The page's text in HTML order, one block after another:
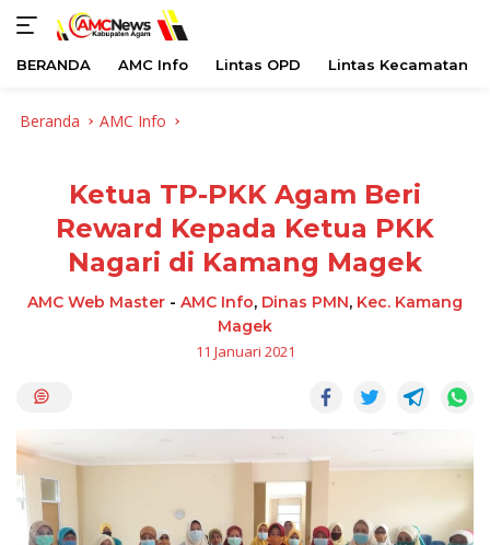
BERANDA AMC Info Lintas OPD Lintas Kecamatan
Beranda AMC Info
Ketua TP-PKK Agam Beri
Reward Kepada Ketua PKK
Nagari di Kamang Magek
AMC Web Master - AMC Info, Dinas PMN, Kec. Kamang
Magek
11 Januari 2021